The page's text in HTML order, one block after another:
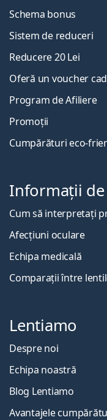
Schema bonus
Sistem de reduceri
Reducere 20 Lei
Oferă un voucher
Program de Afiliere
Promoții
Cumpărături eco-
Informații
Cum să interpretați
Afecțiuni oculare
Echipa medicală
Comparații între
Lentiamo
Despre noi
Echipa noastră
Blog Lentiamo
Avantajele